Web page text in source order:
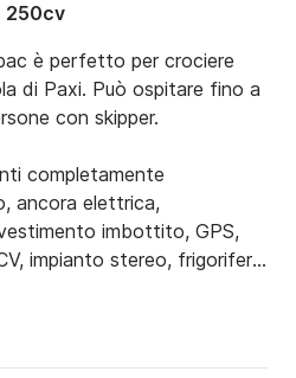
250cv
è perfetto per crociere
di Paxi. Può ospitare fino a
con skipper.
completamente
ancora elettrica,
imbottito, GPS,
impianto stereo, frigorifero
parasole.